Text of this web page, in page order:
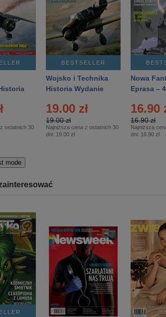
ostatnich 30
BESTSELLER
Wojsko i Technika
Historia Wydanie
– 2/2026
19.00 zł
19.00 zł
Najniższa cena z ostatnich 30
dni: 19.00 zł
Nowa
Eprasa –
16.90
16.90 zł
Najniższa
dni: 16.90 zł
mode